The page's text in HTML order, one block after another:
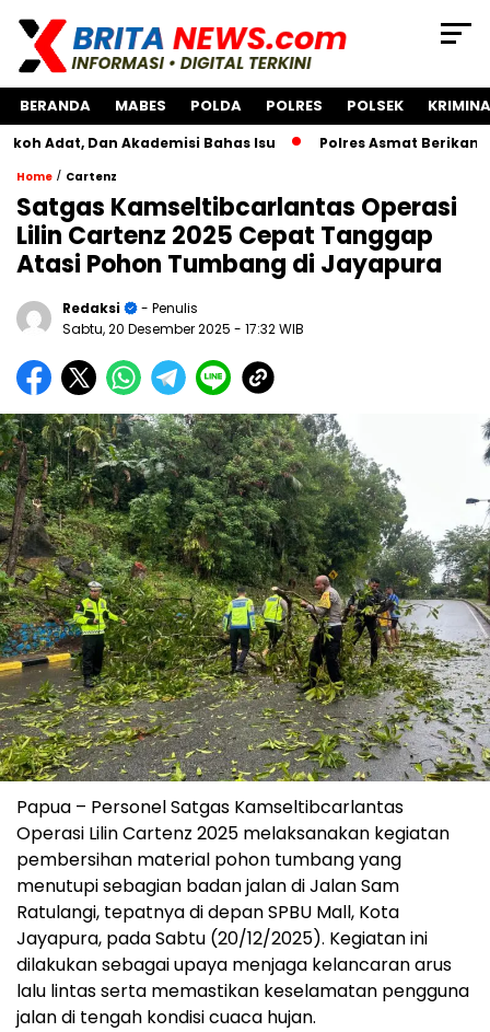
BERANDA MABES POLDA POLRES POLSEK
Dan Akademisi Bahas Isu Polres Asmat Berikan Bantuan
Home / Cartenz
Satgas Kamseltibcarlantas Operasi
Lilin Cartenz 2025 Cepat Tanggap
Atasi Pohon Tumbang di Jayapura
Redaksi
- Penulis
Sabtu, 20 Desember 2025 - 17:32 WIB
Papua – Personel Satgas Kamseltibcarlantas
Operasi Lilin Cartenz 2025 melaksanakan kegiatan
pembersihan material pohon tumbang yang
menutupi sebagian badan jalan di Jalan Sam
Ratulangi, tepatnya di depan SPBU Mall, Kota
Jayapura, pada Sabtu (20/12/2025). Kegiatan ini
dilakukan sebagai upaya menjaga kelancaran arus
lalu lintas serta memastikan keselamatan pengguna
jalan di tengah kondisi cuaca hujan.